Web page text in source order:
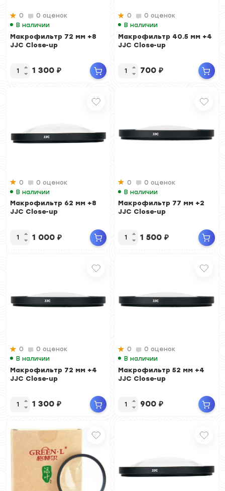
0
0 оценок
В наличии
Макрофильтр 72 мм +8
JJC Close-up
1 300 ₽
0
0 оценок
В наличии
Макрофильтр 40.5 мм +4
JJC Close-up
700 ₽
0
0 оценок
В наличии
Макрофильтр 62 мм +8
JJC Close-up
1 000 ₽
0
0 оценок
В наличии
Макрофильтр 77 мм +2
JJC Close-up
1 500 ₽
0
0 оценок
В наличии
Макрофильтр 72 мм +4
JJC Close-up
1 300 ₽
0
0 оценок
В наличии
Макрофильтр 52 мм +4
JJC Close-up
900 ₽